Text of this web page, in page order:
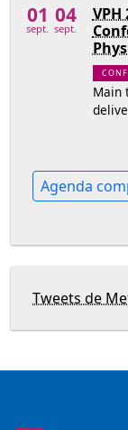
01
sept.
04
sept.
Main
Agenda
Tweets de